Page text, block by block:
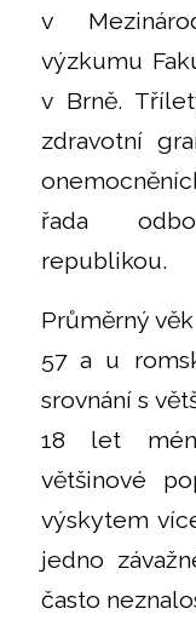
v
výzkumu
v Brně.
zdravotní
řada
republikou.
Průměrný
57 a u
srovnání s
18 let
většinové
výskytem
jedno
často